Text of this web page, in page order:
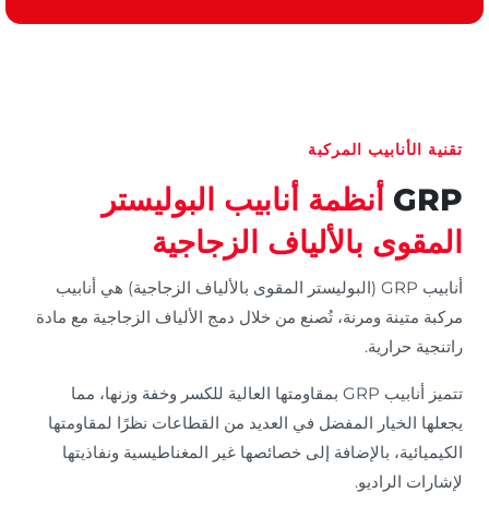
تقنية الأنابيب المركبة
GRP أنظمة أنابيب البوليستر
المقوى بالألياف الزجاجية
أنابيب GRP (البوليستر المقوى بالألياف الزجاجية) هي أنابيب
مركبة متينة ومرنة، تُصنع من خلال دمج الألياف الزجاجية مع مادة
راتنجية حرارية.
تتميز أنابيب GRP بمقاومتها العالية للكسر وخفة وزنها، مما
يجعلها الخيار المفضل في العديد من القطاعات نظرًا لمقاومتها
الكيميائية، بالإضافة إلى خصائصها غير المغناطيسية ونفاذيتها
لإشارات الراديو.